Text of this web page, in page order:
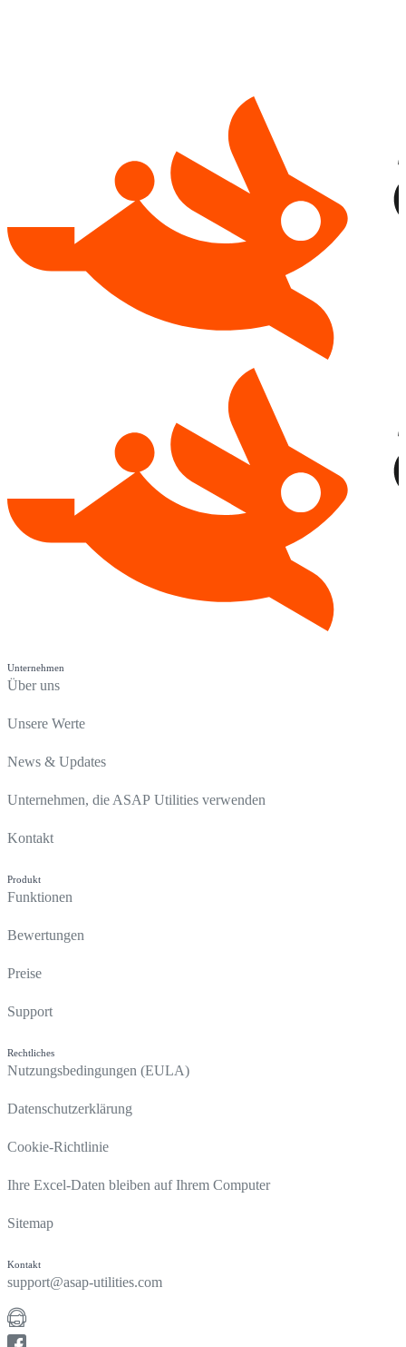
Unternehmen
Über uns
Unsere Werte
News & Updates
Unternehmen, die ASAP Utilities verwenden
Kontakt
Produkt
Funktionen
Bewertungen
Preise
Support
Rechtliches
Nutzungsbedingungen (EULA)
Datenschutzerklärung
Cookie-Richtlinie
Ihre Excel-Daten bleiben auf Ihrem Computer
Sitemap
Kontakt
support@asap-utilities.com